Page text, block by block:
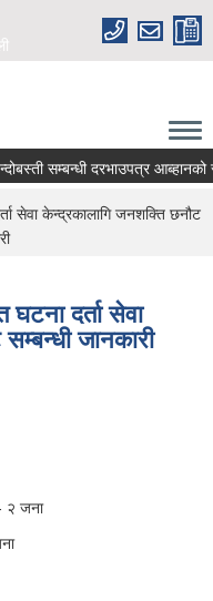
सम्बन्धी दरभाउपत्र आब्हानको
सेवा केन्द्रकालागि जनशक्ति छनौट
घटना दर्ता सेवा
जानकारी
२ जना